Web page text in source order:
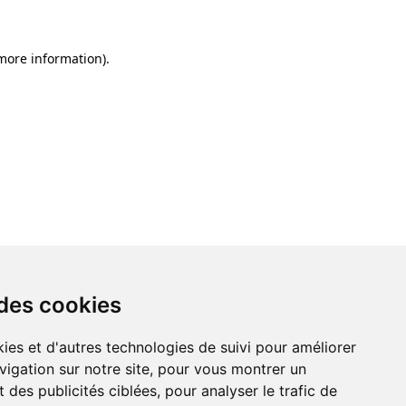
cookies
et d'autres technologies de suivi pour améliorer
sur notre site, pour vous montrer un
des publicités ciblées, pour analyser le trafic de
information).